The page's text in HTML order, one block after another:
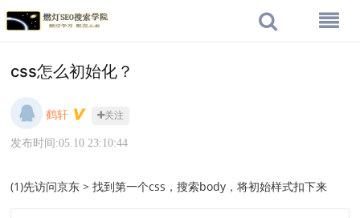
css怎么初始化？
鹤轩 关注
发布时间:05.10 23:10:44
(1)先访问京东 > 找到第一个css，搜索body，将初始样式扣下来